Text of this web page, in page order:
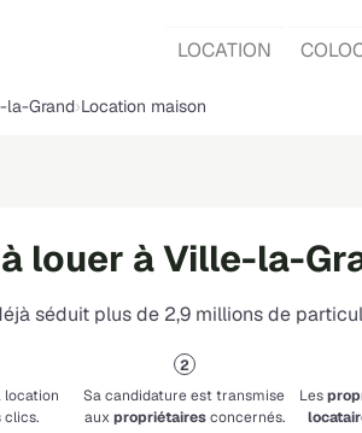
LOCATION
la-Grand Location maison
louer à Ville-la-
séduit plus de 2,9 millions de
clics.
Sa candidature est transmise
auxpropriétairesconcernés.
Les